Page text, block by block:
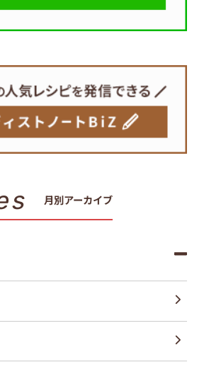
月別アーカイブ